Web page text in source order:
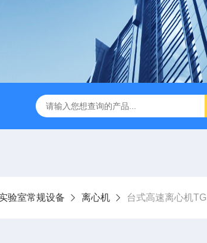
8 厌氧手套箱YQX-I半自动厌氧培养箱
验室常规设备 离心机 台式高速离心机